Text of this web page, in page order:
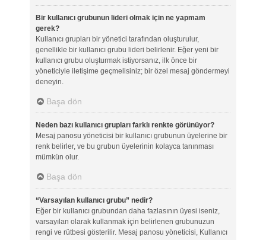
Bir kullanıcı grubunun lideri olmak için ne yapmam
gerek?
Kullanıcı grupları bir yönetici tarafından oluşturulur,
genellikle bir kullanıcı grubu lideri belirlenir. Eğer yeni bir
kullanıcı grubu oluşturmak istiyorsanız, ilk önce bir
yöneticiyle iletişime geçmelisiniz; bir özel mesaj göndermeyi
deneyin.
Başa dön
Neden bazı kullanıcı grupları farklı renkte görünüyor?
Mesaj panosu yöneticisi bir kullanıcı grubunun üyelerine bir
renk belirler, ve bu grubun üyelerinin kolayca tanınması
mümkün olur.
Başa dön
“Varsayılan kullanıcı grubu” nedir?
Eğer bir kullanıcı grubundan daha fazlasının üyesi iseniz,
varsayılan olarak kullanmak için belirlenen grubunuzun
rengi ve rütbesi gösterilir. Mesaj panosu yöneticisi, Kullanıcı